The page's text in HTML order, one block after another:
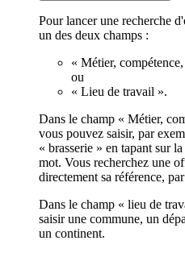
Pour lancer une recherche
un des deux champs :
« Métier,
ou
« Lieu de travail ».
Dans le champ « Métier,
vous pouvez saisir, par
« brasserie » en tapant sur
mot. Vous recherchez une
directement sa référence,
Dans le champ « lieu de
saisir une commune, un
un continent.